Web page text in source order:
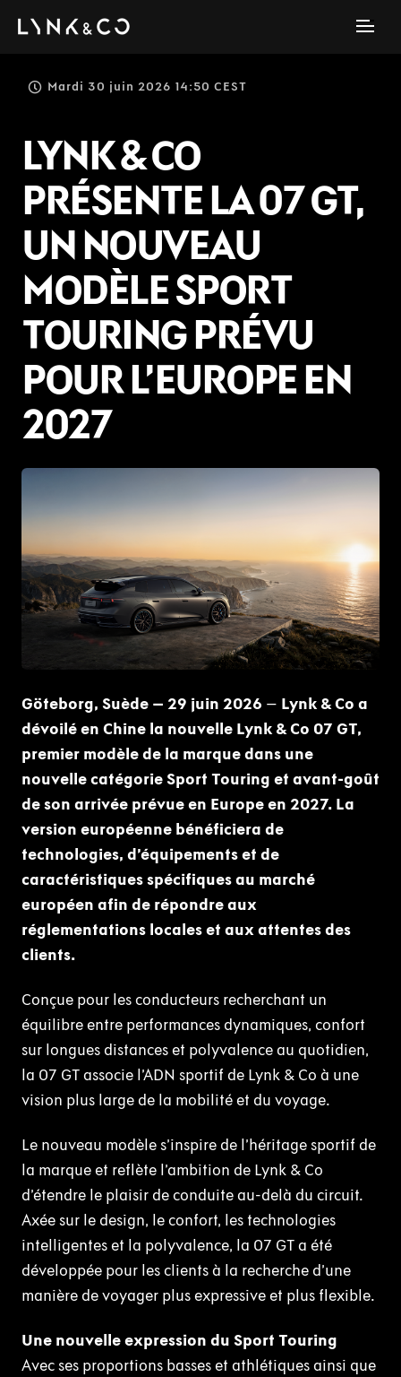
Mardi 30 juin 2026 14:50 CEST
LYNK & CO
PRÉSENTE LA 07 GT,
UN NOUVEAU
MODÈLE SPORT
TOURING PRÉVU
POUR L’EUROPE EN
2027
Göteborg, Suède – 29 juin 2026 – Lynk & Co a
dévoilé en Chine la nouvelle Lynk & Co 07 GT,
premier modèle de la marque dans une
nouvelle catégorie Sport Touring et avant-goût
de son arrivée prévue en Europe en 2027. La
version européenne bénéficiera de
technologies, d’équipements et de
caractéristiques spécifiques au marché
européen afin de répondre aux
réglementations locales et aux attentes des
clients.
Conçue pour les conducteurs recherchant un
équilibre entre performances dynamiques, confort
sur longues distances et polyvalence au quotidien,
la 07 GT associe l’ADN sportif de Lynk & Co à une
vision plus large de la mobilité et du voyage.
Le nouveau modèle s’inspire de l’héritage sportif de
la marque et reflète l’ambition de Lynk & Co
d’étendre le plaisir de conduite au-delà du circuit.
Axée sur le design, le confort, les technologies
intelligentes et la polyvalence, la 07 GT a été
développée pour les clients à la recherche d’une
manière de voyager plus expressive et plus flexible.
Une nouvelle expression du Sport Touring
Avec ses proportions basses et athlétiques ainsi que